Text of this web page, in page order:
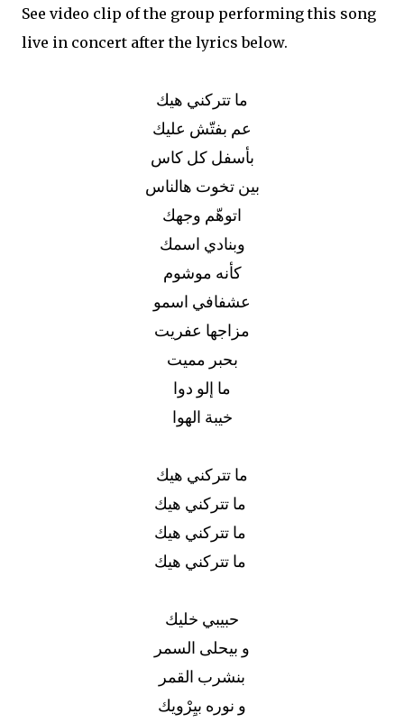
See video clip of the group performing this song
live in concert after the lyrics below.
ما تتركني هيك
عم بفتّش عليك
بأسفل كل كاس
بين تخوت هالناس
اتوهّم وجهك
وبنادي اسمك
كأنه موشوم
عشفافي اسمو
مزاجها عفريت
بحبر مميت
ما إلو دوا
خيبة الهوا
ما تتركني هيك
حبيبي خليك
و بيحلى السمر
بنشرب القمر
و نوره بيِرْويك